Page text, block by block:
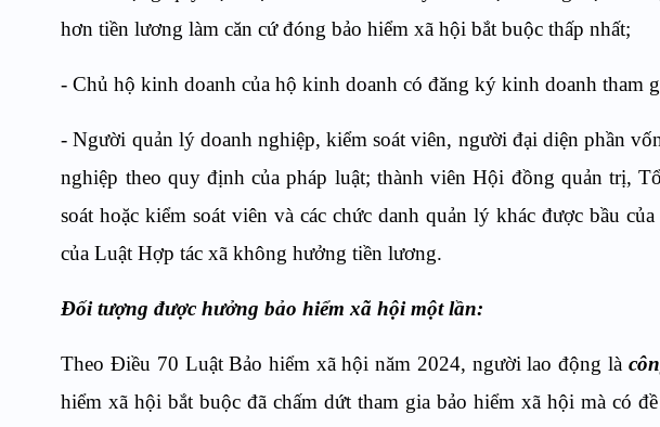
hơn tiền lương làm căn cứ đóng bảo hiểm xã hội bắt buộc thấp nhất;
- Chủ hộ kinh doanh của hộ kinh doanh có đăng ký kinh doanh tham
- Người quản lý doanh nghiệp, kiểm soát viên, người đại diện phần
nghiệp theo quy định của pháp luật; thành viên Hội đồng quản trị,
soát hoặc kiểm soát viên và các chức danh quản lý khác được bầu
của Luật Hợp tác xã không hưởng tiền lương.
Đối tượng được hưởng bảo hiểm xã hội một lần:
Theo Điều 70 Luật Bảo hiểm xã hội năm 2024, người lao động là
hiểm xã hội bắt buộc đã chấm dứt tham gia bảo hiểm xã hội mà có